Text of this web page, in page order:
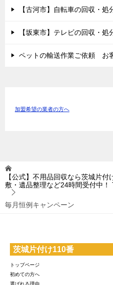
【古河市】自転車の回収・
【坂東市】テレビの回収・
ペットの輸送作業ご依頼 お
加盟希望の業者の方へ
【公式】不用品回収なら茨城片
敷・遺品整理など24時間受付中！
毎月恒例キャンペーン
茨城片付け110番
トップページ
初めての方へ
選ばれる理由